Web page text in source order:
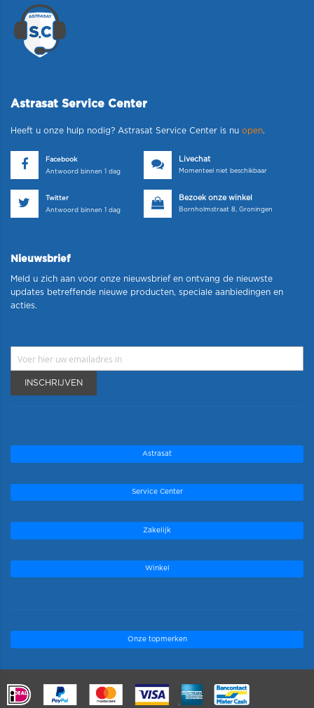
Astrasat Service Center
Heeft u onze hulp nodig? Astrasat Service Center is nu open.
Facebook
Antwoord binnen 1 dag
Livechat
Momenteel niet beschikbaar
Twitter
Antwoord binnen 1 dag
Bezoek onze winkel
Bornholmstraat 8, Groningen
Nieuwsbrief
Meld u zich aan voor onze nieuwsbrief en ontvang de nieuwste
updates betreffende nieuwe producten, speciale aanbiedingen en
acties.
INSCHRIJVEN
Astrasat
Service Center
Zakelijk
Winkel
Onze topmerken
.